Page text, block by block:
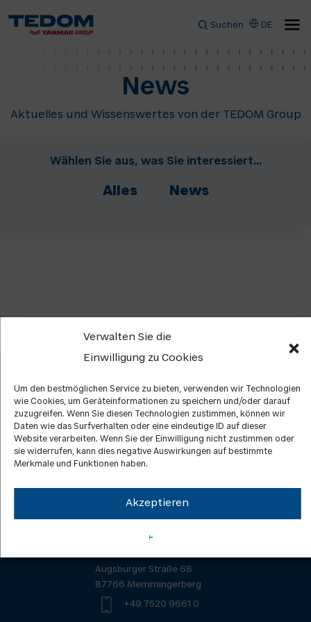
Verwalten Sie die
Einwilligung zu Cookies
Um den bestmöglichen Service zu bieten, verwenden wir Technologien
wie Cookies, um Geräteinformationen zu speichern und/oder darauf
zuzugreifen. Wenn Sie diesen Technologien zustimmen, können wir
Daten wie das Surfverhalten oder eine eindeutige ID auf dieser
Website verarbeiten. Wenn Sie der Einwilligung nicht zustimmen oder
sie widerrufen, kann dies negative Auswirkungen auf bestimmte
Merkmale und Funktionen haben.
Akzeptieren
Suchen DE
News
Aktuelles und Wissenswertes von der TEDOM Group
Wählen Sie aus, was Sie interessiert...
Alles News
Kontakt Datenschutz
ISO-Zertifizierung
Downloads Karriere
Allgemeine Geschäftsbedingungen
Augsburger Straße 68
87766 Memmingerberg
+49 7520 9661 0